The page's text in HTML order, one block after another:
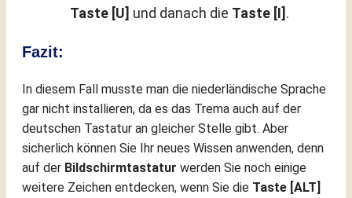
Taste [U] und danach die Taste [I] .
Fazit:
In diesem Fall musste man die niederländische Sprache
gar nicht installieren, da es das Trema auch auf der
deutschen Tastatur an gleicher Stelle gibt. Aber
sicherlich können Sie Ihr neues Wissen anwenden, denn
auf der Bildschirmtastatur werden Sie noch einige
weitere Zeichen entdecken, wenn Sie die Taste [ALT]